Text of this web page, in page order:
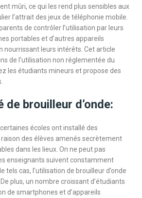
mûri, ce qui les rend plus sensibles aux
l’attrait des jeux de téléphonie mobile.
de contrôler l’utilisation par leurs
portables et d’autres appareils
nourrissant leurs intérêts. Cet article
de l’utilisation non réglementée du
les étudiants mineurs et propose des
de brouilleur d’onde:
écoles ont installé des
raison des élèves amenés secrètement
dans les lieux. On ne peut pas
enseignants suivent constamment
tels cas, l’utilisation de brouilleur d’onde
plus, un nombre croissant d’étudiants
de smartphones et d’appareils